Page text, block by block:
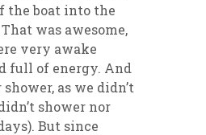
the boat into the
was awesome,
very awake
full of energy. And
as we didn’t
shower nor
But since